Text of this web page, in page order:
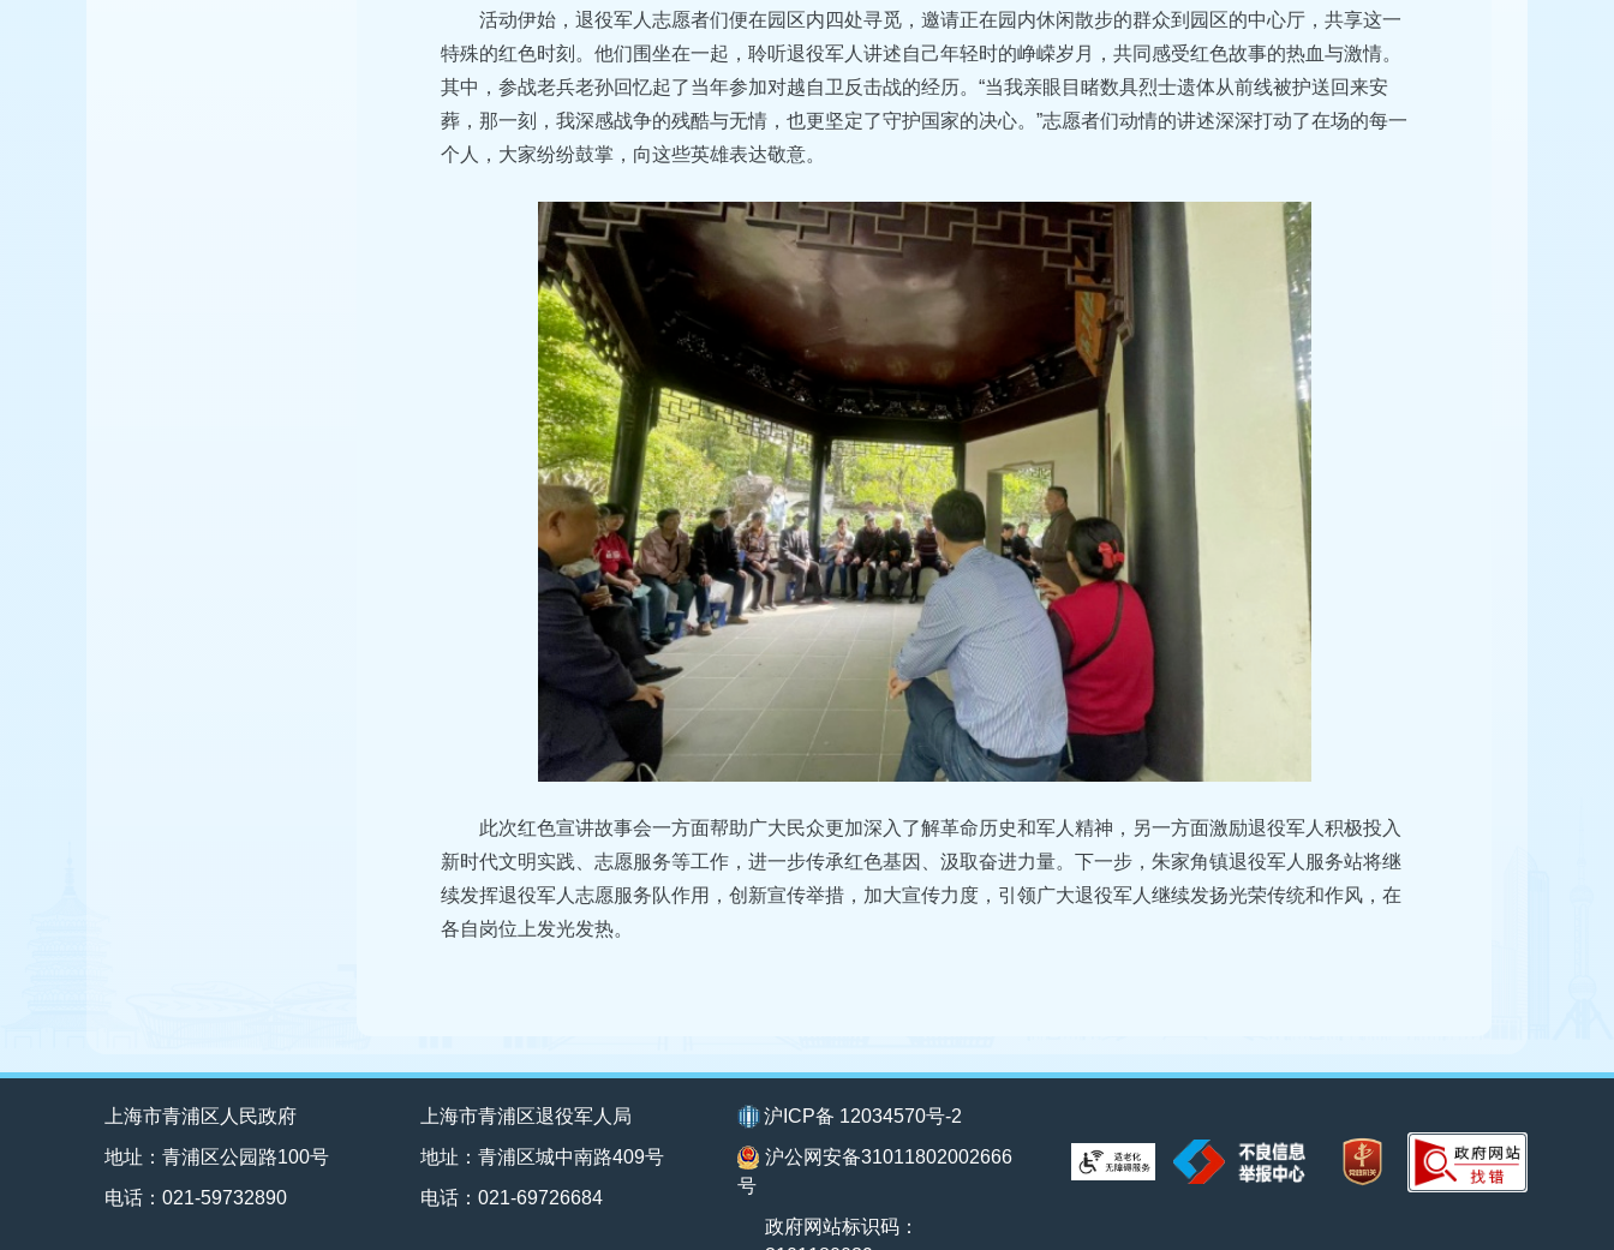
活动伊始，退役军人志愿者们便在园区内四处寻觅，邀请正在园内休闲散步的群众到园区的中心厅，共享这一
特殊的红色时刻。他们围坐在一起，聆听退役军人讲述自己年轻时的峥嵘岁月，共同感受红色故事的热血与激情。
其中，参战老兵老孙回忆起了当年参加对越自卫反击战的经历。“当我亲眼目睹数具烈士遗体从前线被护送回来安
葬，那一刻，我深感战争的残酷与无情，也更坚定了守护国家的决心。”志愿者们动情的讲述深深打动了在场的每一
个人，大家纷纷鼓掌，向这些英雄表达敬意。
此次红色宣讲故事会一方面帮助广大民众更加深入了解革命历史和军人精神，另一方面激励退役军人积极投入
新时代文明实践、志愿服务等工作，进一步传承红色基因、汲取奋进力量。下一步，朱家角镇退役军人服务站将继
续发挥退役军人志愿服务队作用，创新宣传举措，加大宣传力度，引领广大退役军人继续发扬光荣传统和作风，在
各自岗位上发光发热。
上海市青浦区人民政府
地址：青浦区公园路100号
电话：021-59732890
上海市青浦区退役军人局
地址：青浦区城中南路409号
电话：021-69726684
沪ICP备 12034570号-2
沪公网安备31011802002666
号
政府网站标识码：